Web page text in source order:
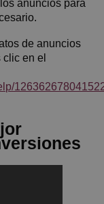
anuncios para
de anuncios
clic en el